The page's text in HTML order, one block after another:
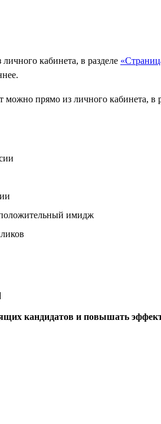
кабинета, в разделе
имидж
кандидатов и повышать